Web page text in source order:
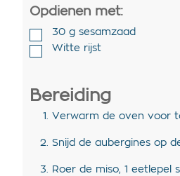
Opdienen met:
30 g sesamzaad
Witte rijst
Bereiding
Verwarm de oven voor
Snijd de aubergines op
Roer de miso, 1